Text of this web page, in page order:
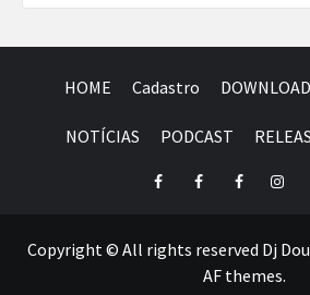
HOME Cadastro
NOTÍCIAS PODCAST
FacebookPerfil
Perfil
Copyright © All rights reserved Dj
AF themes.